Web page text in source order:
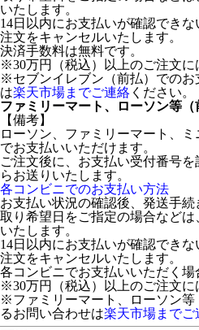
いたします。
14日以内にお支払いが確認でき
注文をキャンセルいたします。
決済手数料は無料です。
※30万円（税込）以上のご注文に
※セブンイレブン（前払）での
は楽天市場までご連絡 ください。
ファミリーマート、ローソン等（
【備考】
ローソン、ファミリーマート、
でお支払いいただけます。
ご注文後に、お支払い受付番号
らお送りいたします。
各コンビニでのお支払い方法
お支払い状況の確認後、発送手
取り希望日をご指定の場合など
いたします。
14日以内にお支払いが確認でき
注文をキャンセルいたします。
各コンビニでお支払いいただく場
※30万円（税込）以上のご注文に
※ファミリーマート、ローソン等
るお問い合わせは楽天市場までご